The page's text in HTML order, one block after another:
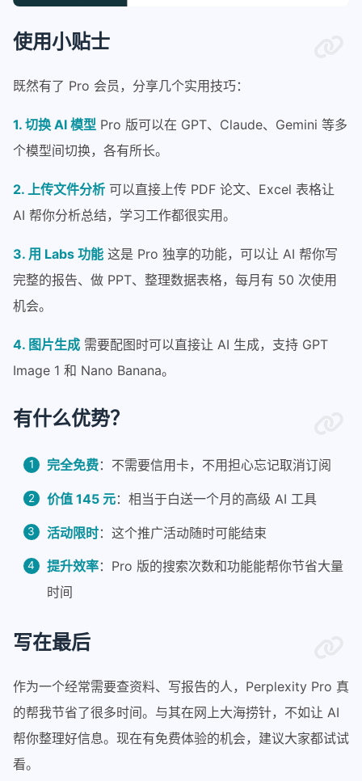
使用小贴士
既然有了 Pro 会员，分享几个实用技巧：
1. 切换 AI 模型 Pro 版可以在 GPT、Claude、Gemini 等多
个模型间切换，各有所长。
2. 上传文件分析 可以直接上传 PDF 论文、Excel 表格让
AI 帮你分析总结，学习工作都很实用。
3. 用 Labs 功能 这是 Pro 独享的功能，可以让 AI 帮你写
完整的报告、做 PPT、整理数据表格，每月有 50 次使用
机会。
4. 图片生成 需要配图时可以直接让 AI 生成，支持 GPT
Image 1 和 Nano Banana。
有什么优势？
完全免费：不需要信用卡，不用担心忘记取消订阅
价值 145 元：相当于白送一个月的高级 AI 工具
活动限时：这个推广活动随时可能结束
提升效率：Pro 版的搜索次数和功能能帮你节省大量
时间
写在最后
作为一个经常需要查资料、写报告的人，Perplexity Pro 真
的帮我节省了很多时间。与其在网上大海捞针，不如让 AI
帮你整理好信息。现在有免费体验的机会，建议大家都试试
看。